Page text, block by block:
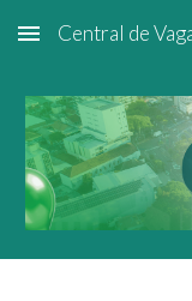
Skip to main content
Central de